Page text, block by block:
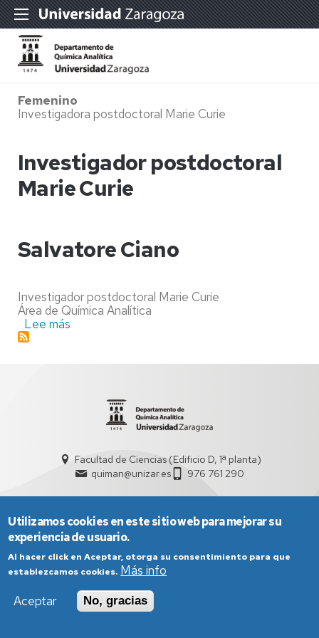
Femenino
Investigadora postdoctoral Marie Curie
Investigador postdoctoral
Marie Curie
Salvatore Ciano
Investigador postdoctoral Marie Curie
Área de Química Analítica
Lee más
Facultad de Ciencias (Edificio D, 1ª planta)
quiman@unizar.es
976 761 290
Aviso Legal
Condiciones generales de uso
Política de Accesibilidad
Utilizamos cookies en este sitio web para mejorar su
experiencia de usuario.
Al hacer click en Aceptar, otorga su consentimiento para que
establezcamos cookies. Más info
Aceptar
No, gracias